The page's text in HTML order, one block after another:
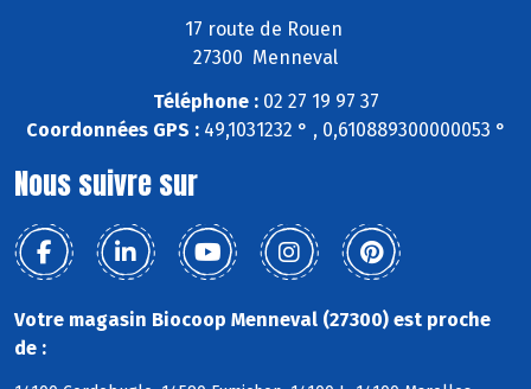
17 route de Rouen
27300 Menneval
Téléphone :02 27 19 97 37
Coordonnées GPS :49,1031232 ° , 0,610889300000053 °
Nous suivre sur
Votre magasin Biocoop Menneval (27300) est proche
de :